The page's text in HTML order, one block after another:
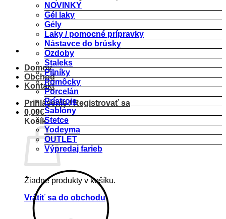
Domov
Obchod
Kontakt
Prihlásenie / Registrovať sa
0,00€
Košík
Žiadne produkty v košíku.
Vrátiť sa do obchodu
NOVINKY
Gél laky
Gély
Laky / pomocné prípravky
Nástavce do brúsky
Ozdoby
Staleks
Pilníky
Pomôcky
Porcelán
Prístroje
Šablóny
Štetce
Yodeyma
OUTLET
Výpredaj farieb